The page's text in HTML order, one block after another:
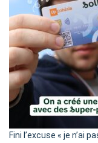
Fini l’excuse « je n’ai